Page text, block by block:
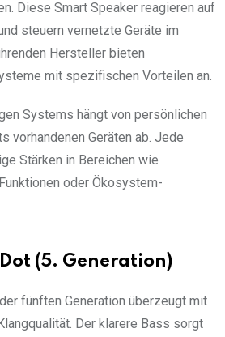
Diese Smart Speaker reagieren auf
steuern vernetzte Geräte im
Hersteller bieten
mit spezifischen Vorteilen an.
Systems hängt von persönlichen
vorhandenen Geräten ab. Jede
Stärken in Bereichen wie
oder Ökosystem-
(5. Generation)
fünften Generation überzeugt mit
Der klarere Bass sorgt